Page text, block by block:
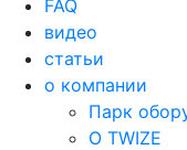
FAQ
видео
статьи
о компании
Парк
О TWIZE